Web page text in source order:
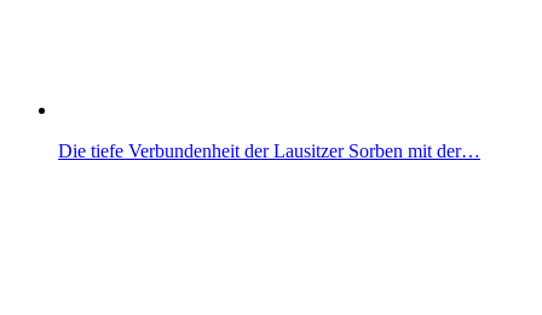
Die tiefe Verbundenheit der Lausitzer Sorben mit der…